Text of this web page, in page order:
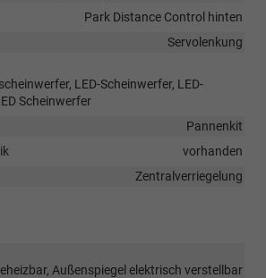
Park Distance Control hinten
Servolenkung
LED-Scheinwerfer, LED-
Scheinwerfer
Pannenkit
vorhanden
Zentralverriegelung
Außenspiegel elektrisch verstellbar